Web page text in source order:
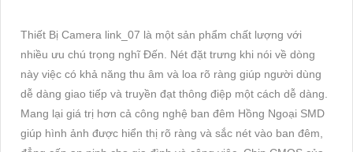
Thiết Bị Camera link_07 là một sản phẩm chất lượng với
nhiều ưu chú trọng nghĩ Đến. Nét đặt trưng khi nói về dòng
này việc có khả năng thu âm và loa rõ ràng giúp người dùng
dễ dàng giao tiếp và truyền đạt thông điệp một cách dễ dàng.
Mang lại giá trị hơn cả công nghệ ban đêm Hồng Ngoại SMD
giúp hình ảnh được hiển thị rõ ràng và sắc nét vào ban đêm,